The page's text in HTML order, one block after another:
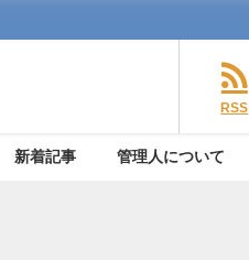
RSS
新着記事 管理人について